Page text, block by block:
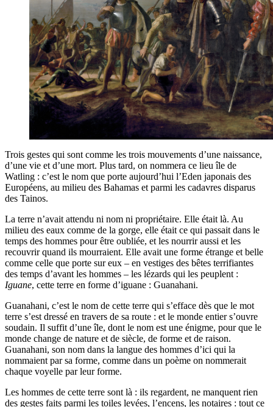
Trois gestes qui sont comme les trois mouvements d’une naissance,
d’une vie et d’une mort. Plus tard, on nommera ce lieu île de
Watling : c’est le nom que porte aujourd’hui l’Eden japonais des
Européens, au milieu des Bahamas et parmi les cadavres disparus
des Tainos.
La terre n’avait attendu ni nom ni propriétaire. Elle était là. Au
milieu des eaux comme de la gorge, elle était ce qui passait dans le
temps des hommes pour être oubliée, et les nourrir aussi et les
recouvrir quand ils mourraient. Elle avait une forme étrange et belle
comme celle que porte sur eux – en vestiges des bêtes terrifiantes
des temps d’avant les hommes – les lézards qui les peuplent :
Iguane, cette terre en forme d’iguane : Guanahani.
Guanahani, c’est le nom de cette terre qui s’efface dès que le mot
terre s’est dressé en travers de sa route : et le monde entier s’ouvre
soudain. Il suffit d’une île, dont le nom est une énigme, pour que le
monde change de nature et de siècle, de forme et de raison.
Guanahani, son nom dans la langue des hommes d’ici qui la
nommaient par sa forme, comme dans un poème on nommerait
chaque voyelle par leur forme.
Les hommes de cette terre sont là : ils regardent, ne manquent rien
des gestes faits parmi les toiles levées, l’encens, les notaires : tout ce